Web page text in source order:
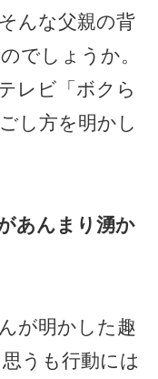
んな父親の背
でしょうか。
レビ「ボクら
し方を明かし
あんまり湧か
が明かした趣
うも行動には